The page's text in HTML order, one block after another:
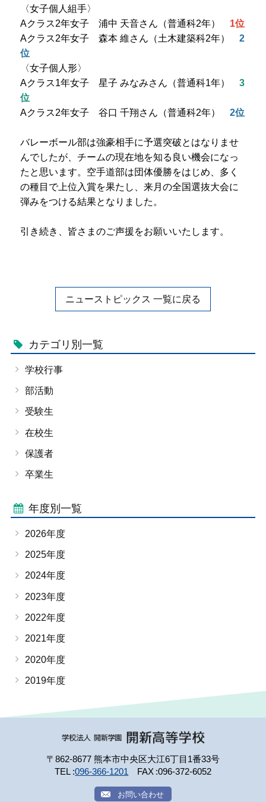
〈女子個人組手〉
Aクラス2年女子 浦中 天音さん（普通科2年） 1位
Aクラス2年女子 森本 維さん（土木建築科2年）2
位
〈女子個人形〉
Aクラス1年女子 星子 みなみさん（普通科1年）3
位
Aクラス2年女子 谷口 千翔さん（普通科2年）2位
バレーボール部は強豪相手に予選突破とはなりませ
んでしたが、チームの現在地を知る良い機会になっ
たと思います。空手道部は団体優勝をはじめ、多く
の種目で上位入賞を果たし、来月の全国選抜大会に
弾みをつける結果となりました。
引き続き、皆さまのご声援をお願いいたします。
ニューストピックス 一覧に戻る
カテゴリ別一覧
学校行事
部活動
受験生
在校生
保護者
卒業生
年度別一覧
2026年度
2025年度
2024年度
2023年度
2022年度
2021年度
2020年度
2019年度
〒862-8677 熊本市中央区大江6丁目1番33号
TEL 096-366-1201 FAX 096-372-6052
お問い合わせ